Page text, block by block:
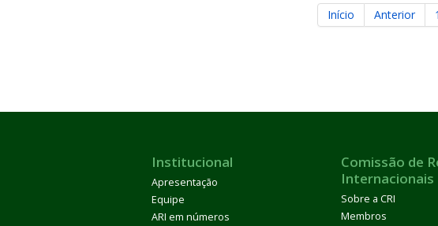
Início
Anterior 1
Institucional
Apresentação
Equipe
ARI em números
Comissão de
Internacionais
Sobre a CRI
Membros